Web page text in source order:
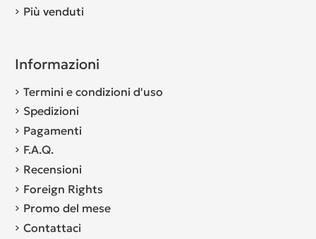
Più venduti
Informazioni
Termini e condizioni d'uso
Spedizioni
Pagamenti
F.A.Q.
Recensioni
Foreign Rights
Promo del mese
Contattaci